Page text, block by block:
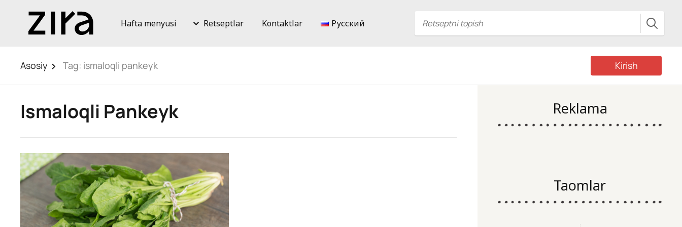
Hafta menyusi Retseptlar Kontaktlar Русский
Asosiy Tag: ismaloqli pankeyk Kirish
Ismaloqli Pankeyk Reklama
Taomlar